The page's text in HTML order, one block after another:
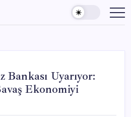
Uyarıyor:
Ekonomiyi